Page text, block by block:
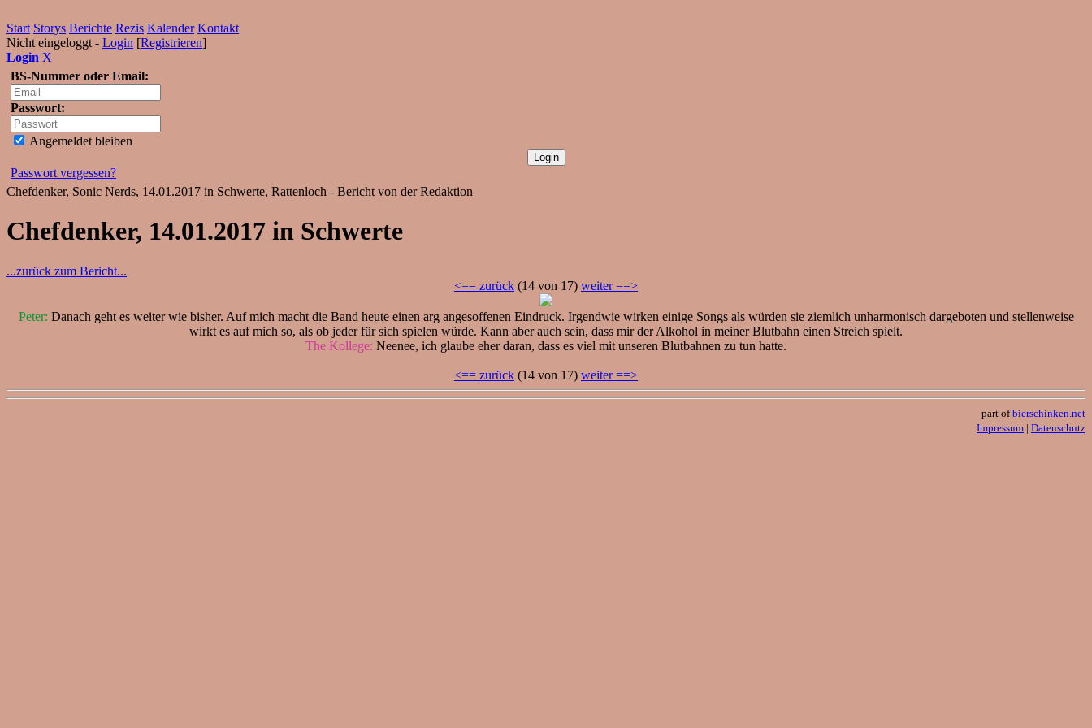
Start Storys Berichte Rezis Kalender Kontakt
Nicht eingeloggt - Login [Registrieren]
Login X
BS-Nummer oder Email:
Passwort:
Angemeldet bleiben
Passwort vergessen?
Chefdenker, Sonic Nerds, 14.01.2017 in Schwerte, Rattenloch - Bericht von der Redaktion
Chefdenker, 14.01.2017 in Schwerte
...zurück zum Bericht...
<== zurück (14 von 17) weiter ==>
Peter: Danach geht es weiter wie bisher. Auf mich macht die Band heute einen arg angesoffenen Eindruck. Irgendwie wirken einige Songs als würden sie ziemlich unharmonisch dargeboten und stellenweise
wirkt es auf mich so, als ob jeder für sich spielen würde. Kann aber auch sein, dass mir der Alkohol in meiner Blutbahn einen Streich spielt.
The Kollege: Neenee, ich glaube eher daran, dass es viel mit unseren Blutbahnen zu tun hatte.
<== zurück (14 von 17) weiter ==>
part ofbierschinken.net
Impressum | Datenschutz